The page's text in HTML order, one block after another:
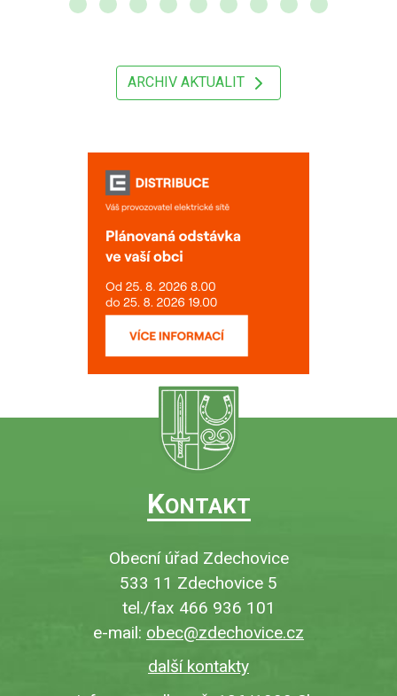
ARCHIV AKTUALIT
KONTAKT
Obecní úřad Zdechovice
533 11 Zdechovice 5
tel./fax 466 936 101
e-mail: obec@zdechovice.cz
další kontakty